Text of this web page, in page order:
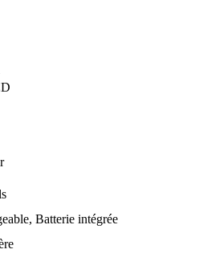
Batterie intégrée